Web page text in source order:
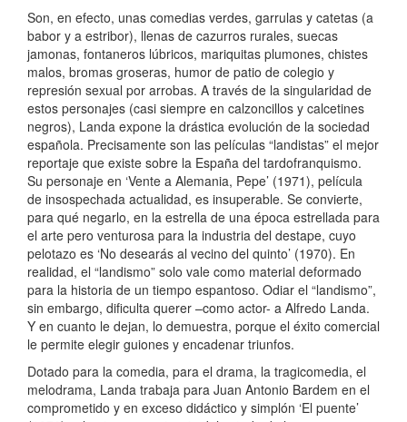
Son, en efecto, unas comedias verdes, garrulas y catetas (a
babor y a estribor), llenas de cazurros rurales, suecas
jamonas, fontaneros lúbricos, mariquitas plumones, chistes
malos, bromas groseras, humor de patio de colegio y
represión sexual por arrobas. A través de la singularidad de
estos personajes (casi siempre en calzoncillos y calcetines
negros), Landa expone la drástica evolución de la sociedad
española. Precisamente son las películas “landistas” el mejor
reportaje que existe sobre la España del tardofranquismo.
Su personaje en ‘Vente a Alemania, Pepe’ (1971), película
de insospechada actualidad, es insuperable. Se convierte,
para qué negarlo, en la estrella de una época estrellada para
el arte pero venturosa para la industria del destape, cuyo
pelotazo es ‘No desearás al vecino del quinto’ (1970). En
realidad, el “landismo” solo vale como material deformado
para la historia de un tiempo espantoso. Odiar el “landismo”,
sin embargo, dificulta querer –como actor- a Alfredo Landa.
Y en cuanto le dejan, lo demuestra, porque el éxito comercial
le permite elegir guiones y encadenar triunfos.
Dotado para la comedia, para el drama, la tragicomedia, el
melodrama, Landa trabaja para Juan Antonio Bardem en el
comprometido y en exceso didáctico y simplón ‘El puente’